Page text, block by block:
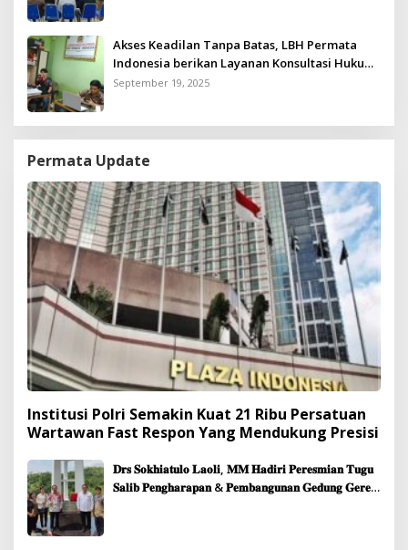
Akses Keadilan Tanpa Batas, LBH Permata
Indonesia berikan Layanan Konsultasi Hukum
Gratis untuk Kurang Mampu
September 19, 2025
Permata Update
Institusi Polri Semakin Kuat 21 Ribu Persatuan
Wartawan Fast Respon Yang Mendukung Presisi
𝐃𝐫𝐬 𝐒𝐨𝐤𝐡𝐢𝐚𝐭𝐮𝐥𝐨 𝐋𝐚𝐨𝐥𝐢, 𝐌𝐌 𝐇𝐚𝐝𝐢𝐫𝐢 𝐏𝐞𝐫𝐞𝐬𝐦𝐢𝐚𝐧 𝐓𝐮𝐠𝐮
𝐒𝐚𝐥𝐢𝐛 𝐏𝐞𝐧𝐠𝐡𝐚𝐫𝐚𝐩𝐚𝐧 & 𝐏𝐞𝐦𝐛𝐚𝐧𝐠𝐮𝐧𝐚𝐧 𝐆𝐞𝐝𝐮𝐧𝐠 𝐆𝐞𝐫𝐞𝐣𝐚